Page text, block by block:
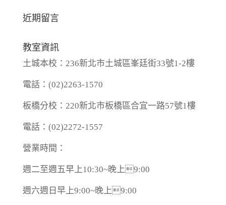
近期留言
教室資訊
土城本校：236新北市土城區峯廷街33號1-2樓
電話：(02)2263-1570
板橋分校：220新北市板橋區合宜一路57號1樓
電話：(02)2272-1557
營業時間：
週二至週五早上10:30~晚上9:00
週六週日早上9:00~晚上9:00